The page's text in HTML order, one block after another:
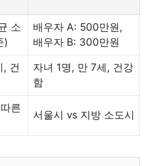
소
)
배우자 A: 500만원,
배우자 B: 300만원
, 건
자녀 1명, 만 7세, 건강
함
른
서울시 vs 지방 소도시